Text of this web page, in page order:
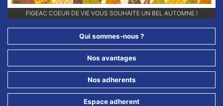
FIGEAC COEUR DE VIE VOUS SOUHAITE UN BEL AUTOMNE !
RETROUVEZ-NOUS SUR NOS RÉSEAUX SOCIAUX ET ABONNEZ-VOUS
POUR NE RIEN LOUPER DE NOS ANIMATIONS !!
Qui sommes-nous ?
Nos avantages
Nos adherents
Espace adherent